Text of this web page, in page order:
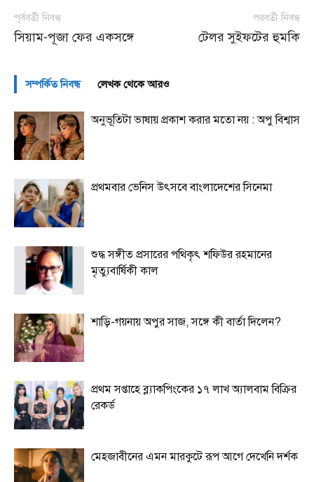
পূর্ববর্তী নিবন্ধ
সিয়াম-পূজা ফের একসঙ্গে
পরবর্তী নিবন্ধ
টেলর সুইফটের হুমকি
সম্পর্কিত নিবন্ধ লেখক থেকে আরও
অনুভূতিটা ভাষায় প্রকাশ করার মতো নয় : অপু বিশ্বাস
প্রথমবার ভেনিস উৎসবে বাংলাদেশের সিনেমা
শুদ্ধ সঙ্গীত প্রসারের পথিকৃৎ শফিউর রহমানের
মৃত্যুবার্ষিকী কাল
শাড়ি-গয়নায় অপুর সাজ, সঙ্গে কী বার্তা দিলেন?
প্রথম সপ্তাহে ব্ল্যাকপিংকের ১৭ লাখ অ্যালবাম বিক্রির
রেকর্ড
মেহজাবীনের এমন মারকুটে রূপ আগে দেখেনি দর্শক